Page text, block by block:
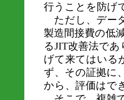
行うことを防げ
ただし、デー
製造間接費の低
るJIT改善法で
げて来てはいる
ず、その証拠に
から、評価はで